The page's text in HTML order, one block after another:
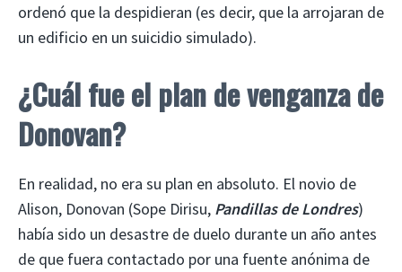
ordenó que la despidieran (es decir, que la arrojaran de
un edificio en un suicidio simulado).
¿Cuál fue el plan de venganza de
Donovan?
En realidad, no era su plan en absoluto. El novio de
Alison, Donovan (Sope Dirisu, Pandillas de Londres)
había sido un desastre de duelo durante un año antes
de que fuera contactado por una fuente anónima de